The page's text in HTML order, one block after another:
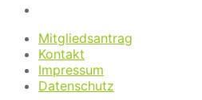
Mitgliedsantrag
Kontakt
Impressum
Datenschutz